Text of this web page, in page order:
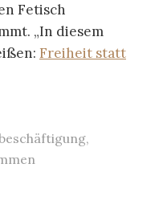
Fetisch
„In diesem
Freiheit statt
,